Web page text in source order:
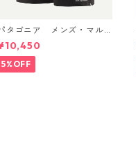
タゴニア メンズ・マル
・トレイルズ・ショーツ
インチ Black 57595 Pat
Men's Multi Trails
5%OFF